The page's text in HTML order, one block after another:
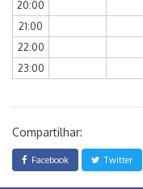
20:00
21:00
22:00
23:00
Compartilhar:
Facebook Twitter